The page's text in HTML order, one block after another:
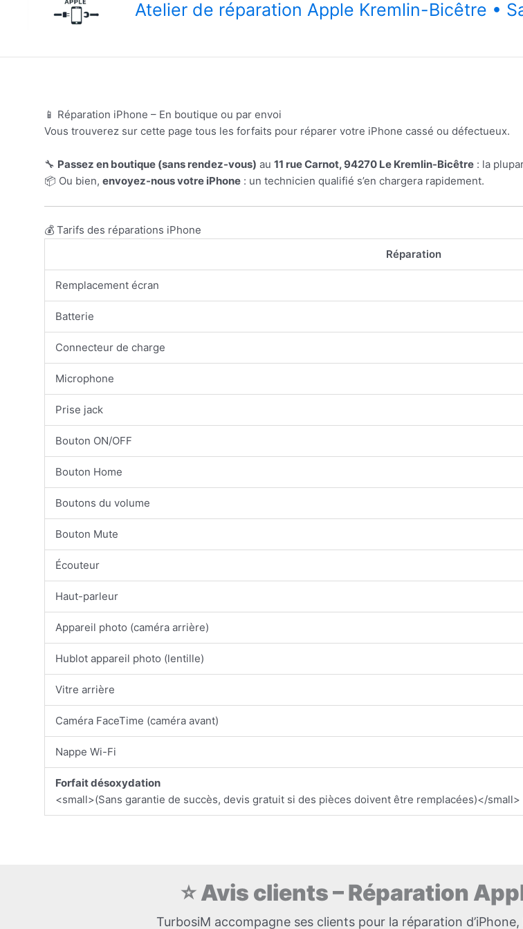
Atelier de réparation Apple Kremlin-Bicêtre •
📱 Réparation iPhone – En boutique ou par envoi
Vous trouverez sur cette page tous les forfaits pour réparer votre iPhone cassé ou défectueux.
🔧 Passez en boutique (sans rendez-vous) au 11 rue Carnot, 94270 Le Kremlin-Bicêtre : la
📦 Ou bien, envoyez-nous votre iPhone : un technicien qualifié s’en chargera rapidement.
💰 Tarifs des réparations iPhone
Réparation
Remplacement écran
Batterie
Connecteur de charge
Microphone
Prise jack
Bouton ON/OFF
Bouton Home
Boutons du volume
Bouton Mute
Écouteur
Haut-parleur
Appareil photo (caméra arrière)
Hublot appareil photo (lentille)
Vitre arrière
Caméra FaceTime (caméra avant)
Nappe Wi-Fi
Forfait désoxydation
<small>(Sans garantie de succès, devis gratuit si des pièces doivent être remplacées)</small>
⭐ Avis clients – Réparation
TurbosiM accompagne ses clients pour la réparation